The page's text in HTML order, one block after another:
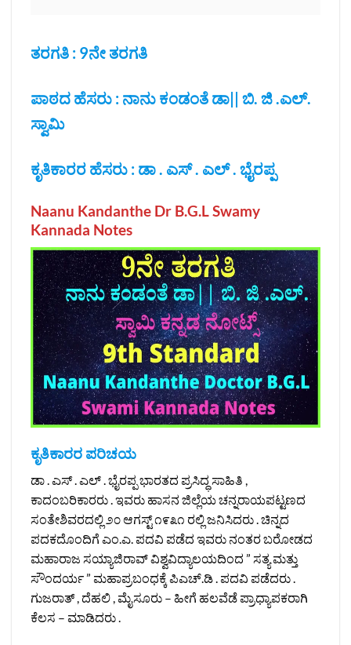
ತರಗತಿ : 9ನೇ ತರಗತಿ
ಪಾಠದ ಹೆಸರು : ನಾನು ಕಂಡಂತೆ ಡಾ|| ಬಿ. ಜಿ .ಎಲ್‌.
ಸ್ವಾಮಿ
ಕೃತಿಕಾರರ ಹೆಸರು : ಡಾ . ಎಸ್ . ಎಲ್ . ಭೈರಪ್ಪ
Naanu Kandanthe Dr B.G.L Swamy
Kannada Notes
ಕೃತಿಕಾರರ ಪರಿಚಯ
ಡಾ . ಎಸ್ . ಎಲ್ . ಭೈರಪ್ಪ ಭಾರತದ ಪ್ರಸಿದ್ಧ ಸಾಹಿತಿ ,
ಕಾದಂಬರಿಕಾರರು . ಇವರು ಹಾಸನ ಜಿಲ್ಲೆಯ ಚನ್ನರಾಯಪಟ್ಟಣದ
ಸಂತೇಶಿವರದಲ್ಲಿ ೨೦ ಆಗಸ್ಟ್ ೧೯೩೧ ರಲ್ಲಿ ಜನಿಸಿದರು . ಚಿನ್ನದ
ಪದಕದೊಂದಿಗೆ ಎಂ.ಎ. ಪದವಿ ಪಡೆದ ಇವರು ನಂತರ ಬರೋಡದ
ಮಹಾರಾಜ ಸಯ್ಯಾಜಿರಾವ್ ವಿಶ್ವವಿದ್ಯಾಲಯದಿಂದ ” ಸತ್ಯ ಮತ್ತು
ಸೌಂದರ್ಯ ” ಮಹಾಪ್ರಬಂಧಕ್ಕೆ ಪಿಎಚ್.ಡಿ . ಪದವಿ ಪಡೆದರು .
ಗುಜರಾತ್ , ದೆಹಲಿ , ಮೈಸೂರು – ಹೀಗೆ ಹಲವೆಡೆ ಪ್ರಾಧ್ಯಾಪಕರಾಗಿ
ಕೆಲಸ – ಮಾಡಿದರು .